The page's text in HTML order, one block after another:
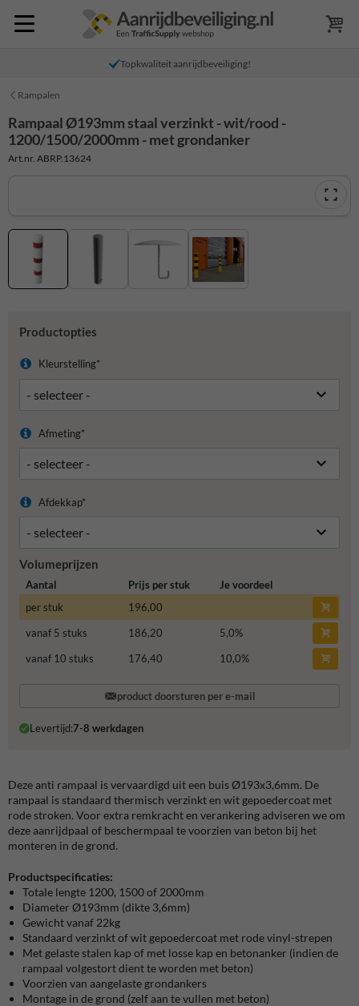
Topkwaliteit aanrijdbeveiliging!
Rampalen
Rampaal Ø193mm staal verzinkt - wit/rood -
1200/1500/2000mm - met grondanker
Art.nr. ABRP.13624
Productopties
Kleurstelling*
Afmeting*
Afdekkap*
Volumeprijzen
Aantal Prijs per stuk
Je voordeel
per stuk
196,00
vanaf 5 stuks
186,20 5,0%
vanaf 10 stuks
176,40 10,0%
product doorsturen per e-mail
Levertijd:7-8 werkdagen
Deze anti rampaal is vervaardigd uit een buis Ø193x3,6mm. De
rampaal is standaard thermisch verzinkt en wit gepoedercoat met
rode stroken. Voor extra remkracht en verankering adviseren we om
deze aanrijdpaal of beschermpaal te voorzien van beton bij het
monteren in de grond.
Productspecificaties:
Totale lengte 1200, 1500 of 2000mm
Diameter Ø193mm (dikte 3,6mm)
Gewicht vanaf 22kg
Standaard verzinkt of wit gepoedercoat met rode vinyl-strepen
Met gelaste stalen kap of met losse kap en betonanker (indien de
rampaal volgestort dient te worden met beton)
Voorzien van aangelaste grondankers
Montage in de grond (zelf aan te vullen met beton)